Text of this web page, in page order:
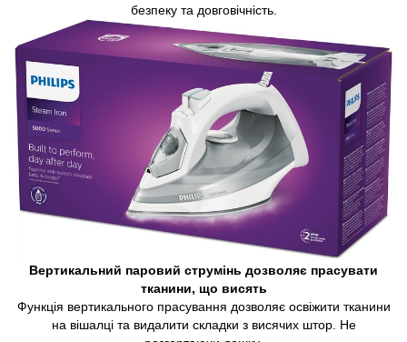
безпеку та довговічність.
Вертикальний паровий струмінь дозволяє прасувати
тканини, що висять
Функція вертикального прасування дозволяє освіжити тканини
на вішалці та видалити складки з висячих штор. Не